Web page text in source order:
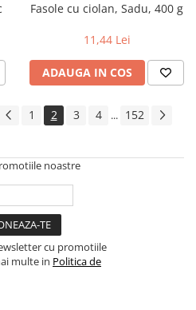
Fasole cu ciolan, Sadu, 400 g
11,44 Lei
ADAUGA IN COS
1 2 3 4 ... 152
noastre
cu promotiile
multe in Politica de